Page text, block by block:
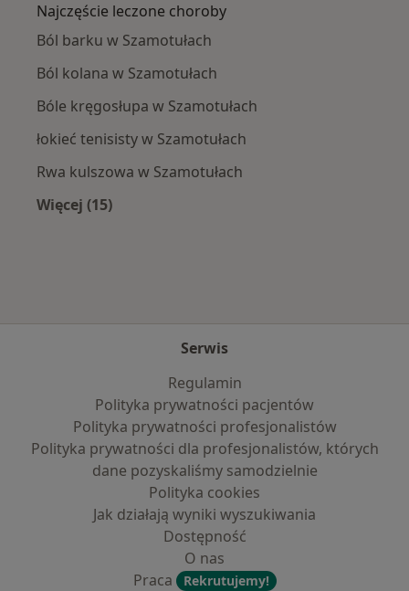
Najczęście leczone choroby
Ból barku w Szamotułach
Ból kolana w Szamotułach
Bóle kręgosłupa w Szamotułach
łokieć tenisisty w Szamotułach
Rwa kulszowa w Szamotułach
Więcej (15)
Serwis
Regulamin
Polityka prywatności pacjentów
Polityka prywatności profesjonalistów
Polityka prywatności dla profesjonalistów, których
dane pozyskaliśmy samodzielnie
Polityka cookies
Jak działają wyniki wyszukiwania
Dostępność
O nas
Praca
Rekrutujemy!